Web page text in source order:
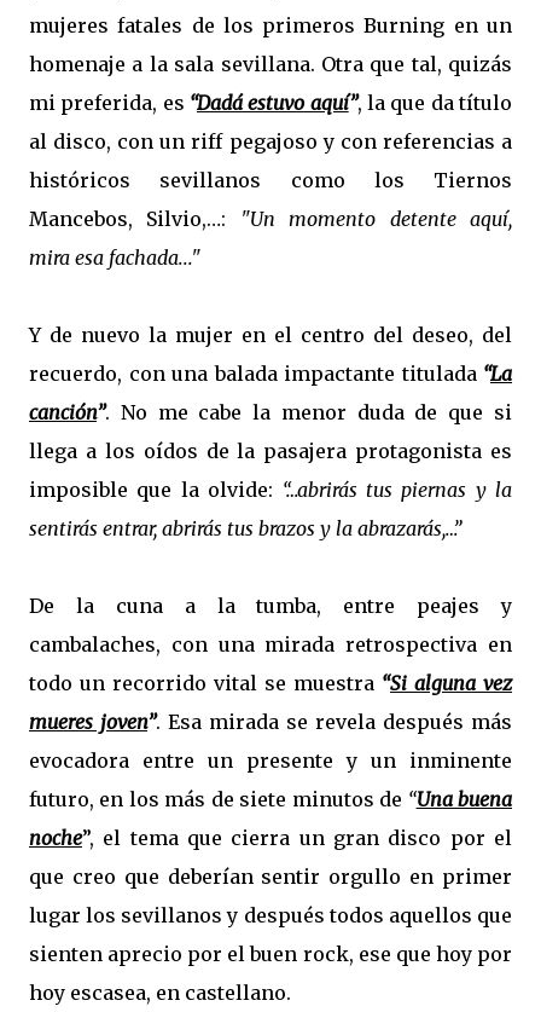
mujeres fatales de los primeros Burning en un
homenaje a la sala sevillana. Otra que tal, quizás
mi preferida, es “Dadá estuvo aquí”, la que da título
al disco, con un riff pegajoso y con referencias a
históricos sevillanos como los Tiernos
Mancebos, Silvio,…:
"Un momento detente aquí,
mira esa fachada..."
Y de nuevo la mujer en el centro del deseo, del
recuerdo, con una balada impactante titulada “La
canción”. No me cabe la menor duda de que si
llega a los oídos de la pasajera protagonista es
imposible que la olvide: “…abrirás tus piernas y la
sentirás entrar, abrirás tus brazos y la abrazarás,…”
De la cuna a la tumba, entre peajes y
cambalaches, con una mirada retrospectiva en
todo un recorrido vital se muestra “Si alguna vez
mueres joven”. Esa mirada se revela después más
evocadora entre un presente y un inminente
futuro, en los más de siete minutos de “Una buena
noche”, el tema que cierra un gran disco por el
que creo que deberían sentir orgullo en primer
lugar los sevillanos y después todos aquellos que
sienten aprecio por el buen rock, ese que hoy por
hoy escasea, en castellano.